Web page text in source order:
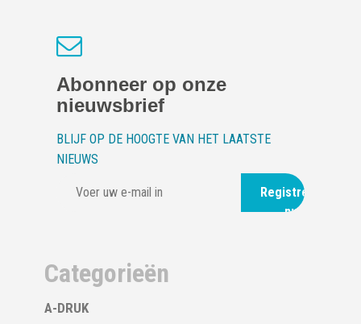
Abonneer op onze
nieuwsbrief
BLIJF OP DE HOOGTE VAN HET LAATSTE
NIEUWS
Registreer
nu
Categorieën
A-DRUK